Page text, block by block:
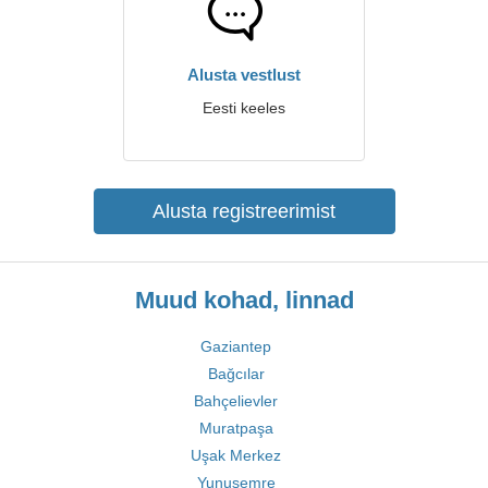
Alusta vestlust
Eesti keeles
Alusta registreerimist
Muud kohad, linnad
Gaziantep
Bağcılar
Bahçelievler
Muratpaşa
Uşak Merkez
Yunusemre